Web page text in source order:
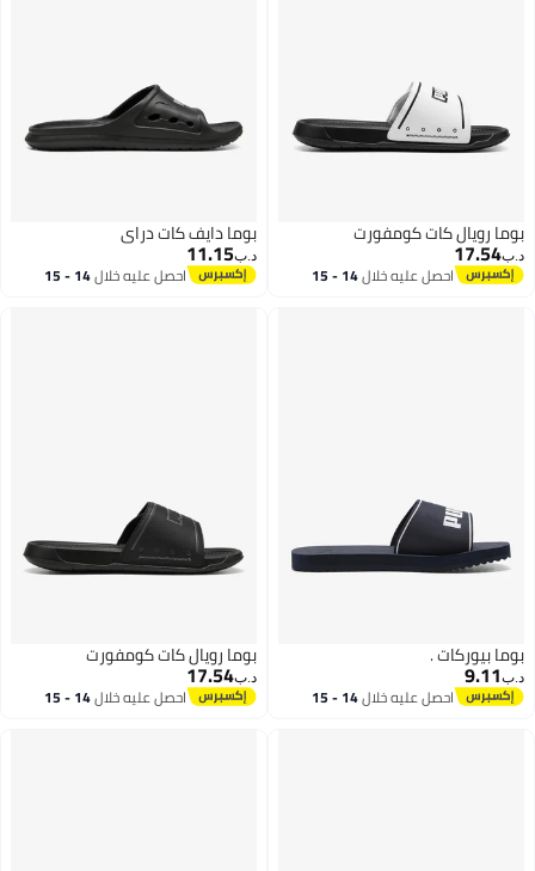
بوما رويال كات كومفورت
د.ب‏17.54
احصل عليه خلال 14 - 15
بوما دايف كات دراي
د.ب‏11.15
احصل عليه خلال 14 - 15
بوما بيوركات .
د.ب‏9.11
احصل عليه خلال 14 - 15
بوما رويال كات كومفورت
د.ب‏17.54
احصل عليه خلال 14 - 15